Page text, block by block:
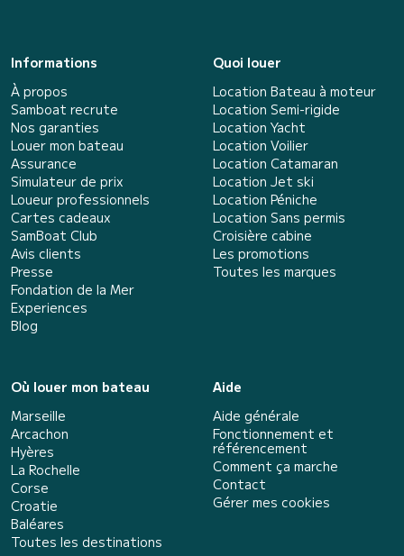
Informations
À propos
Samboat recrute
Nos garanties
Louer mon bateau
Assurance
Simulateur de prix
Loueur professionnels
Cartes cadeaux
SamBoat Club
Avis clients
Presse
Fondation de la Mer
Experiences
Blog
Quoi louer
Location Bateau à moteur
Location Semi-rigide
Location Yacht
Location Voilier
Location Catamaran
Location Jet ski
Location Péniche
Location Sans permis
Croisière cabine
Les promotions
Toutes les marques
Où louer mon bateau
Marseille
Arcachon
Hyères
La Rochelle
Corse
Croatie
Baléares
Toutes les destinations
Aide
Aide générale
Fonctionnement et
référencement
Comment ça marche
Contact
Gérer mes cookies